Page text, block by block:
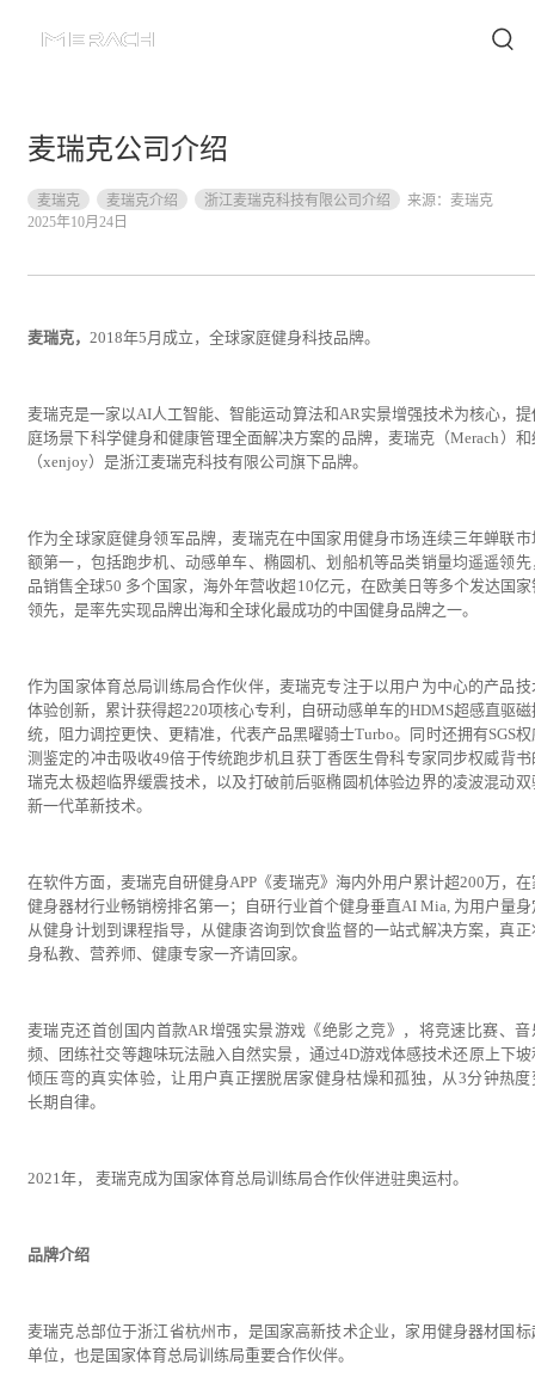
麦瑞克公司介绍
麦瑞克 麦瑞克介绍 浙江麦瑞克科技有限公司介绍 来源： 麦瑞克
2025年10月24日
麦瑞克， 2018年5月成立，全球家庭健身科技品牌。
麦瑞克是一家以AI人工智能、智能运动算法和AR实景增强技术为核心，提
庭场景下科学健身和健康管理全面解决方案的品牌，麦瑞克（Merach）和
（xenjoy）是浙江麦瑞克科技有限公司旗下品牌。
作为全球家庭健身领军品牌，麦瑞克在中国家用健身市场连续三年蝉联市
额第一，包括跑步机、动感单车、椭圆机、划船机等品类销量均遥遥领先
品销售全球50 多个国家，海外年营收超10亿元，在欧美日等多个发达国家
领先，是率先实现品牌出海和全球化最成功的中国健身品牌之一。
作为国家体育总局训练局合作伙伴，麦瑞克专注于以用户为中心的产品技
体验创新，累计获得超220项核心专利，自研动感单车的HDMS超感直驱磁
统，阻力调控更快、更精准，代表产品黑曜骑士Turbo。同时还拥有SGS权
测鉴定的冲击吸收49倍于传统跑步机且获丁香医生骨科专家同步权威背书
瑞克太极超临界缓震技术，以及打破前后驱椭圆机体验边界的凌波混动双
新一代革新技术。
在软件方面，麦瑞克自研健身APP《麦瑞克》海内外用户累计超200万，在
健身器材行业畅销榜排名第一；自研行业首个健身垂直AI Mia, 为用户量身
从健身计划到课程指导，从健康咨询到饮食监督的一站式解决方案，真正
身私教、营养师、健康专家一齐请回家。
麦瑞克还首创国内首款AR增强实景游戏《绝影之竞》，将竞速比赛、音
频、团练社交等趣味玩法融入自然实景，通过4D游戏体感技术还原上下坡
倾压弯的真实体验，让用户真正摆脱居家健身枯燥和孤独，从3分钟热度
长期自律。
2021年， 麦瑞克成为国家体育总局训练局合作伙伴进驻奥运村。
品牌介绍
麦瑞克总部位于浙江省杭州市，是国家高新技术企业，家用健身器材国标
单位，也是国家体育总局训练局重要合作伙伴。